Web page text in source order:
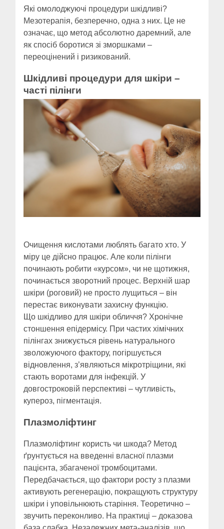
Які омолоджуючі процедури шкідливі?
Мезотерапія, безперечно, одна з них. Це не
означає, що метод абсолютно даремний, але
як спосіб боротися зі зморшками –
переоцінений і ризикований.
Шкідливі процедури для шкіри –
часті пілінги
Очищення кислотами люблять багато хто. У
міру це дійсно працює. Але коли пілінги
починають робити «курсом», чи не щотижня,
починається зворотний процес. Верхній шар
шкіри (роговий) не просто лущиться – він
перестає виконувати захисну функцію.
Що шкідливо для шкіри обличчя? Хронічне
стоншення епідермісу. При частих хімічних
пілінгах знижується рівень натурального
зволожуючого фактору, погіршується
відновлення, з’являються мікротріщини, які
стають воротами для інфекцій. У
довгостроковій перспективі – чутливість,
купероз, пігментація.
Плазмоліфтинг
Плазмоліфтинг користь чи шкода? Метод
ґрунтується на введенні власної плазми
пацієнта, збагаченої тромбоцитами.
Передбачається, що фактори росту з плазми
активують регенерацію, покращують структуру
шкіри і уповільнюють старіння. Теоретично –
звучить переконливо. На практиці – доказова